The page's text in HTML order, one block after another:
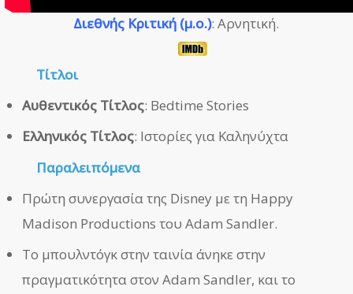
Διεθνής Κριτική (μ.ο.): Αρνητική.
Τίτλοι
Αυθεντικός Τίτλος: Bedtime Stories
Ελληνικός Τίτλος: Ιστορίες για Καληνύχτα
Παραλειπόμενα
Πρώτη συνεργασία της Disney με τη Happy
Madison Productions του Adam Sandler.
Το μπουλντόγκ στην ταινία άνηκε στην
πραγματικότητα στον Adam Sandler, και το